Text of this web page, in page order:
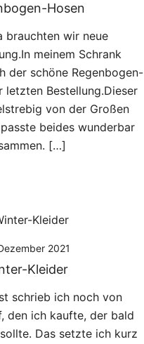
Hosen
brauchten wir neue
meinem Schrank
der schöne Regenbogen-
letzten Bestellung.Dieser
von der Großen
beides wunderbar
[…]
2021
Kleider
schrieb ich noch von
den ich kaufte, der bald
Das setzte ich kurz